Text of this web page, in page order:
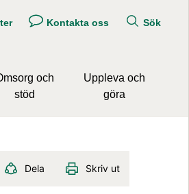
Kontakta oss Sök
och
stöd
Uppleva och
göra
Dela Skriv ut